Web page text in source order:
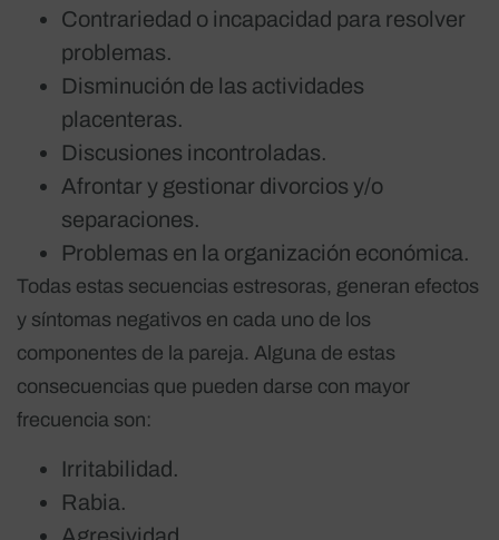
Contrariedad o incapacidad para resolver
problemas.
Disminución de las actividades
placenteras.
Discusiones incontroladas.
Afrontar y gestionar divorcios y/o
separaciones.
Problemas en la organización económica.
Todas estas secuencias estresoras, generan efectos
y síntomas negativos en cada uno de los
componentes de la pareja. Alguna de estas
consecuencias que pueden darse con mayor
frecuencia son:
Irritabilidad.
Rabia.